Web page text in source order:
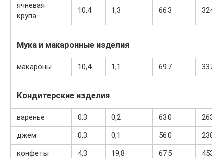
ячневая
крупа
10,4 1,3 66,3 324
Мука и макаронные изделия
макароны 10,4 1,1 69,7 337
Кондитерские изделия
варенье 0,3 0,2 63,0
263
джем
0,3 0,1 56,0
238
конфеты
4,3 19,8 67,5
453